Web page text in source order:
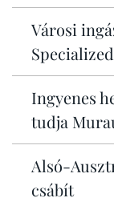
Városi
Ingyenes
tudja
Alsó-
csábít